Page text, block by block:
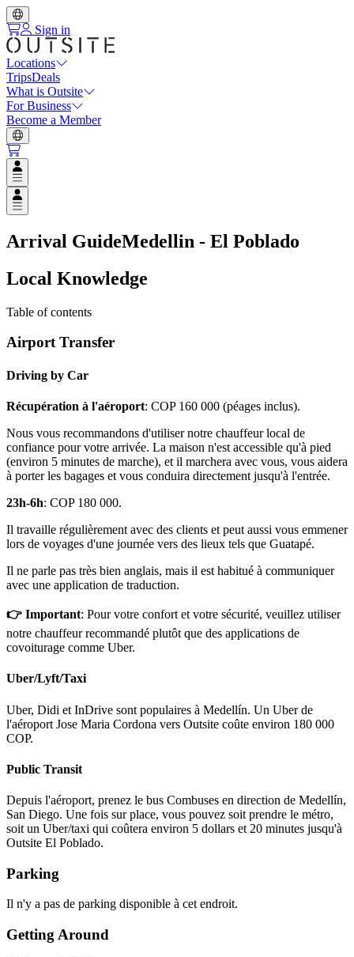
Sign in
Locations
TripsDeals
What is Outsite
For Business
Become a Member
Open user menu
Open user menu
Arrival GuideMedellin - El Poblado
Local Knowledge
Table of contents
Airport Transfer
Driving by Car
Récupération à l'aéroport: COP 160 000 (péages inclus).
Nous vous recommandons d'utiliser notre chauffeur local de
confiance pour votre arrivée. La maison n'est accessible qu'à pied
(environ 5 minutes de marche), et il marchera avec vous, vous aidera
à porter les bagages et vous conduira directement jusqu'à l'entrée.
23h-6h: COP 180 000.
Il travaille régulièrement avec des clients et peut aussi vous emmener
lors de voyages d'une journée vers des lieux tels que Guatapé.
Il ne parle pas très bien anglais, mais il est habitué à communiquer
avec une application de traduction.
👉 Important: Pour votre confort et votre sécurité, veuillez utiliser
notre chauffeur recommandé plutôt que des applications de
covoiturage comme Uber.
Uber/Lyft/Taxi
Uber, Didi et InDrive sont populaires à Medellín. Un Uber de
l'aéroport Jose Maria Cordona vers Outsite coûte environ 180 000
COP.
Public Transit
Depuis l'aéroport, prenez le bus Combuses en direction de Medellín,
San Diego. Une fois sur place, vous pouvez soit prendre le métro,
soit un Uber/taxi qui coûtera environ 5 dollars et 20 minutes jusqu'à
Outsite El Poblado.
Parking
Il n'y a pas de parking disponible à cet endroit.
Getting Around